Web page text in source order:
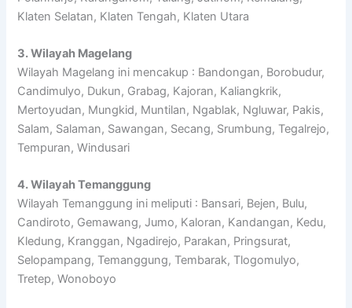
Klaten Selatan, Klaten Tengah, Klaten Utara
3. Wilayah Magelang
Wilayah Magelang ini mencakup : Bandongan, Borobudur,
Candimulyo, Dukun, Grabag, Kajoran, Kaliangkrik,
Mertoyudan, Mungkid, Muntilan, Ngablak, Ngluwar, Pakis,
Salam, Salaman, Sawangan, Secang, Srumbung, Tegalrejo,
Tempuran, Windusari
4. Wilayah Temanggung
Wilayah Temanggung ini meliputi : Bansari, Bejen, Bulu,
Candiroto, Gemawang, Jumo, Kaloran, Kandangan, Kedu,
Kledung, Kranggan, Ngadirejo, Parakan, Pringsurat,
Selopampang, Temanggung, Tembarak, Tlogomulyo,
Tretep, Wonoboyo